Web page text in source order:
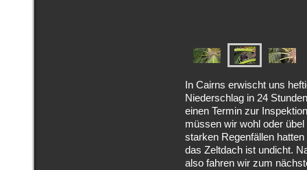
In Cairns erwischt uns
Niederschlag in 24
einen Termin zur
müssen wir wohl oder
starken Regenfällen
das Zeltdach ist undicht.
also fahren wir zum